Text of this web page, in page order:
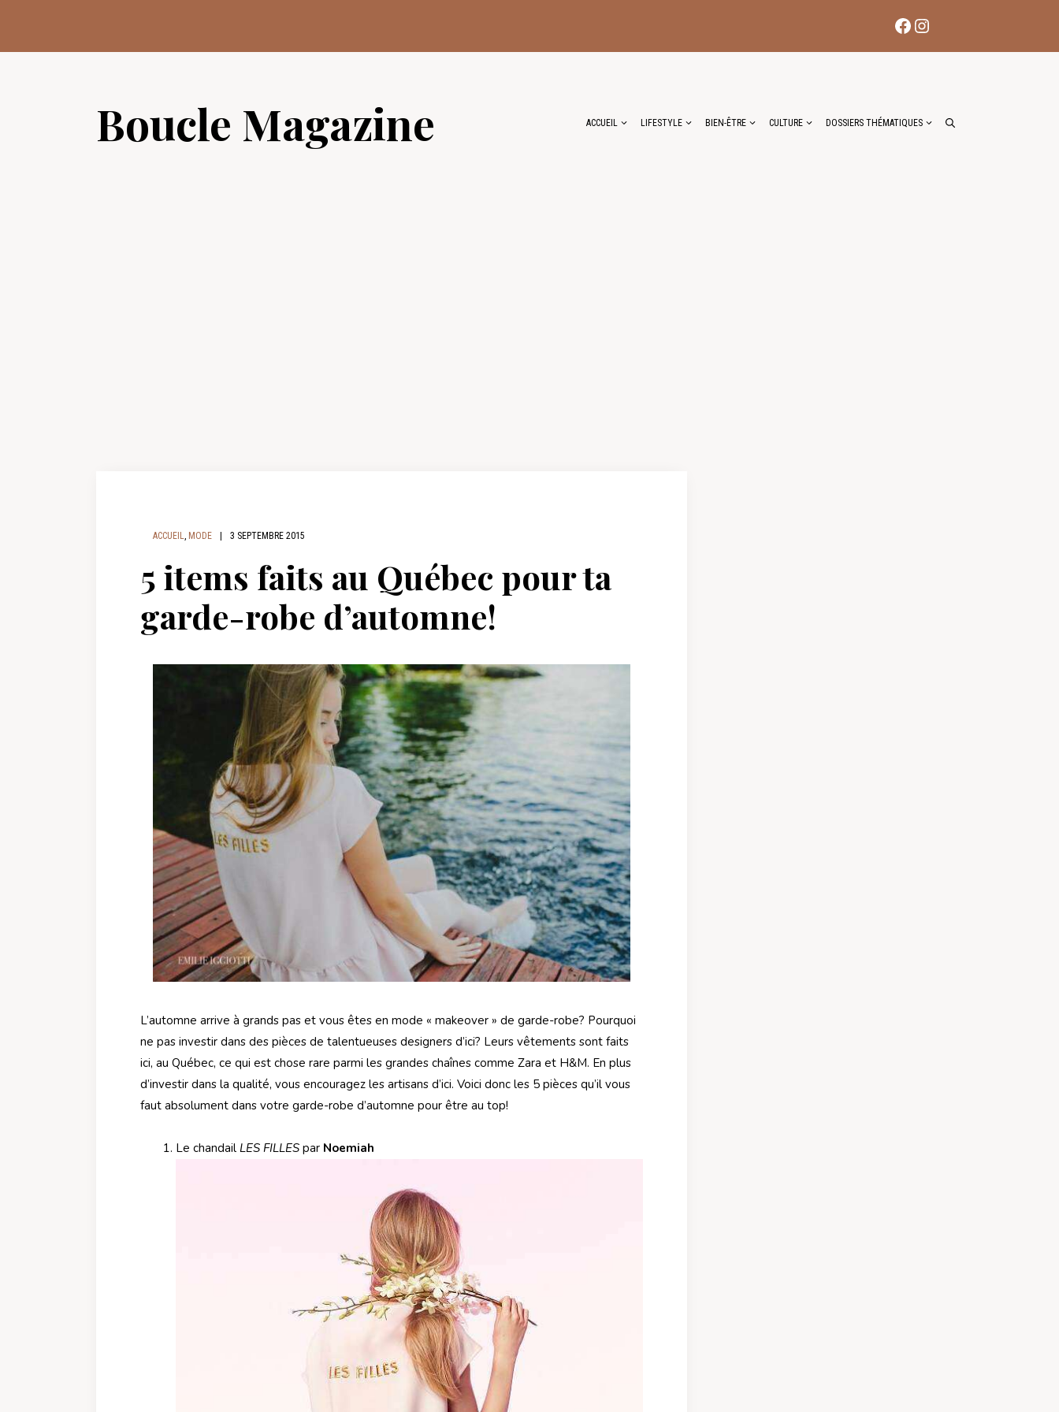
contenu
Facebook
Instagram
Boucle Magazine ACCUEIL LIFESTYLE BIEN-ÊTRE CULTURE DOSSIERS THÉMATIQUES
ACCUEIL, MODE 3 SEPTEMBRE 2015
5 items faits au Québec pour ta
garde-robe d’automne!
L’automne arrive à grands pas et vous êtes en mode « makeover » de garde-robe? Pourquoi
ne pas investir dans des pièces de talentueuses designers d’ici? Leurs vêtements sont faits
ici, au Québec, ce qui est chose rare parmi les grandes chaînes comme Zara et H&M. En plus
d’investir dans la qualité, vous encouragez les artisans d’ici. Voici donc les 5 pièces qu’il vous
faut absolument dans votre garde-robe d’automne pour être au top!
Le chandail LES FILLES par Noemiah